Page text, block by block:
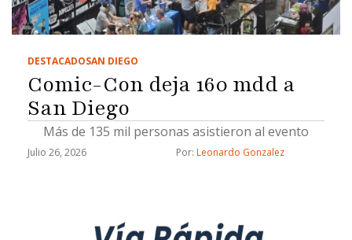
DESTACADOSAN DIEGO
Comic-Con deja 160 mdd a
San Diego
Más de 135 mil personas asistieron al evento
Julio 26, 2026 Por: Leonardo Gonzalez